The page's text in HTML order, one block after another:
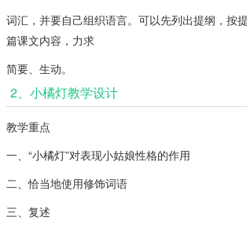
词汇，并要自己组织语言。可以先列出提纲，按
篇课文内容，力求
简要、生动。
2、小橘灯教学设计
教学重点
一、“小橘灯”对表现小姑娘性格的作用
二、恰当地使用修饰词语
三、复述